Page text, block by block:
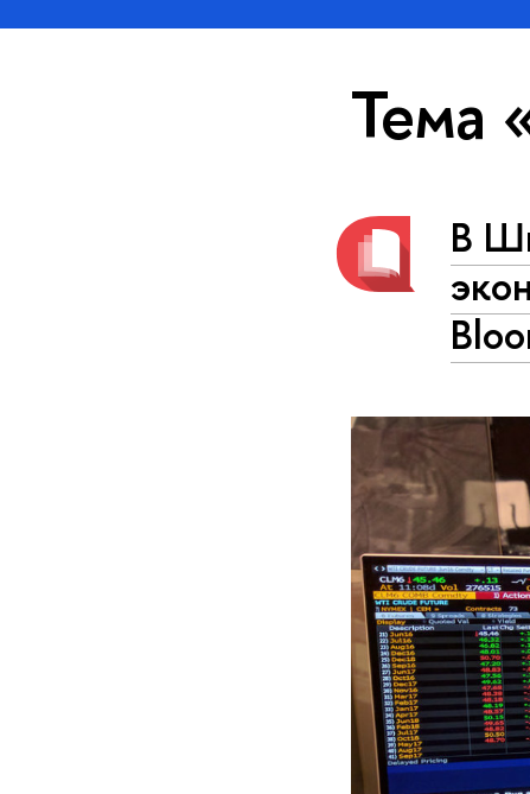
Тема
В